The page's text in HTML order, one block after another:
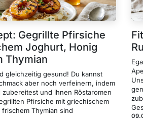
Gegrillte Pfirsiche
Joghurt, Honig
Thymian
gleichzeitig gesund! Du kannst
aber noch verfeinern, indem
zubereitest und ihnen Röstaromen
Pfirsiche mit griechischem
Thymian sind